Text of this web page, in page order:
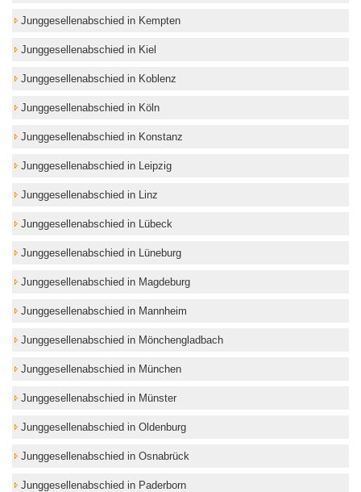
Junggesellenabschied in Kempten
Junggesellenabschied in Kiel
Junggesellenabschied in Koblenz
Junggesellenabschied in Köln
Junggesellenabschied in Konstanz
Junggesellenabschied in Leipzig
Junggesellenabschied in Linz
Junggesellenabschied in Lübeck
Junggesellenabschied in Lüneburg
Junggesellenabschied in Magdeburg
Junggesellenabschied in Mannheim
Junggesellenabschied in Mönchengladbach
Junggesellenabschied in München
Junggesellenabschied in Münster
Junggesellenabschied in Oldenburg
Junggesellenabschied in Osnabrück
Junggesellenabschied in Paderborn